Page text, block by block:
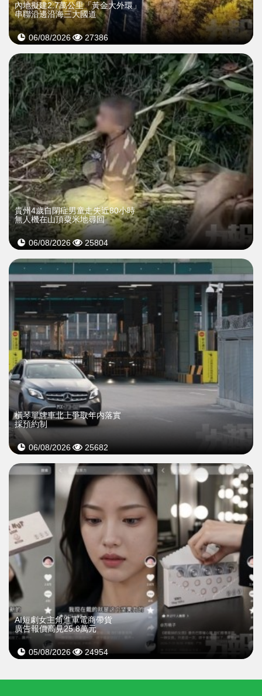
內地擬建2.7萬公里「黃金大外環」
串聯沿邊沿海三大國道
06/08/2026 27386
貴州4歲自閉症男童走失近80小時
無人機在山頂粟米地尋回
06/08/2026 25804
橫琴單牌車北上爭取年内落實
採預約制
06/08/2026 25682
AI短劇女主角進軍電商帶貨
廣告報價高見25.8萬元
05/08/2026 24954